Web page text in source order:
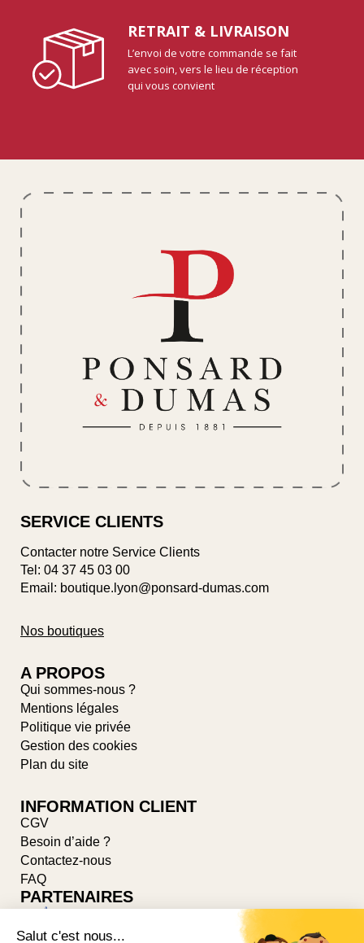
RETRAIT & LIVRAISON
L’envoi de votre commande se fait
avec soin, vers le lieu de réception
qui vous convient
SERVICE CLIENTS
Contacter notre Service Clients
Tel: 04 37 45 03 00
Email: boutique.lyon@ponsard-dumas.com
Nos boutiques
A PROPOS
Qui sommes-nous ?
Mentions légales
Politique vie privée
Gestion des cookies
Plan du site
INFORMATION CLIENT
CGV
Besoin d’aide ?
Contactez-nous
FAQ
PARTENAIRES